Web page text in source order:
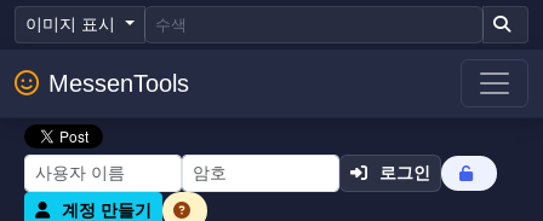
이미지 표시
MessenTools
로그인
계정 만들기